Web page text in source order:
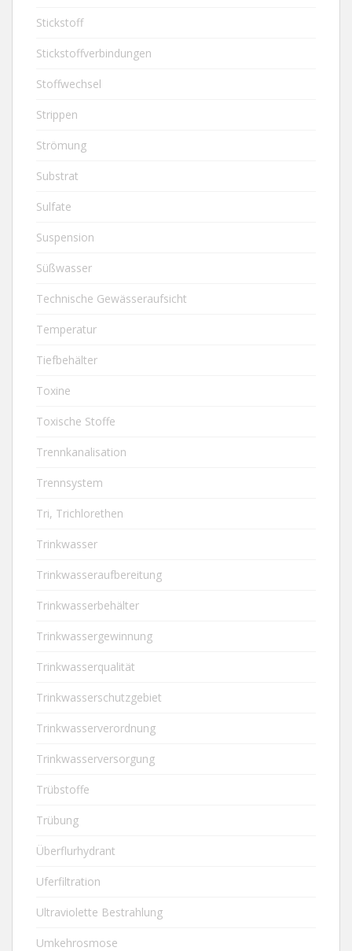
Stickstoff
Stickstoffverbindungen
Stoffwechsel
Strippen
Strömung
Substrat
Sulfate
Suspension
Süßwasser
Technische Gewässeraufsicht
Temperatur
Tiefbehälter
Toxine
Toxische Stoffe
Trennkanalisation
Trennsystem
Tri, Trichlorethen
Trinkwasser
Trinkwasseraufbereitung
Trinkwasserbehälter
Trinkwassergewinnung
Trinkwasserqualität
Trinkwasserschutzgebiet
Trinkwasserverordnung
Trinkwasserversorgung
Trübstoffe
Trübung
Überflurhydrant
Uferfiltration
Ultraviolette Bestrahlung
Umkehrosmose